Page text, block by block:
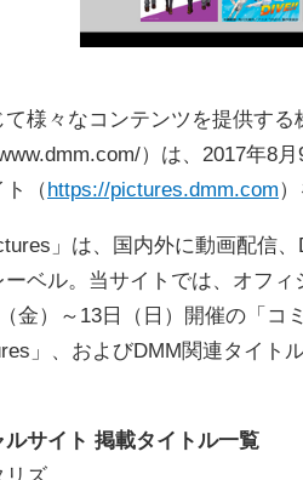
様々なコンテンツを提供する
）は、2017年8
ト（https://pictures.dmm.com
」は、国内外に動画配信
ーベル。当サイトでは、オフ
金）～13日（日）開催の「コ
」、およびDMM関連タイト
ルサイト 掲載タイトル一覧
リズ